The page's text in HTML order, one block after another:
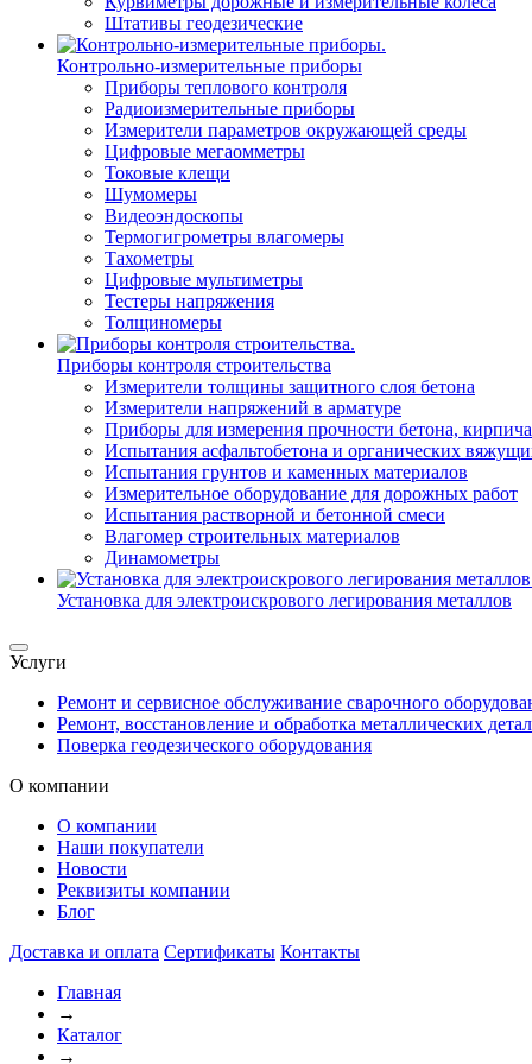
Штативы геодезические
Контрольно-измерительные приборы
Приборы теплового контроля
Радиоизмерительные приборы
Измерители параметров окружающей среды
Цифровые мегаомметры
Токовые клещи
Шумомеры
Видеоэндоскопы
Термогигрометры влагомеры
Тахометры
Цифровые мультиметры
Тестеры напряжения
Толщиномеры
Приборы контроля строительства
Измерители толщины защитного слоя бетона
Измерители напряжений в арматуре
Приборы для измерения прочности бетона,
Испытания асфальтобетона и органических
Испытания грунтов и каменных материалов
Измерительное оборудование для дорожных работ
Испытания растворной и бетонной смеси
Влагомер строительных материалов
Динамометры
Установка для электроискрового легирования металлов
Услуги
Ремонт и сервисное обслуживание сварочного
Ремонт, восстановление и обработка металлических
Поверка геодезического оборудования
О компании
О компании
Наши покупатели
Новости
Реквизиты компании
Блог
Доставка и оплата Сертификаты Контакты
Главная
→
Каталог
→